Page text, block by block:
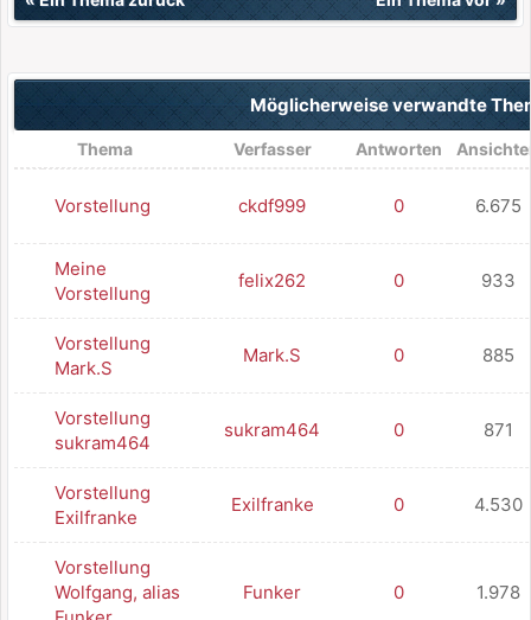
Möglicherweise verwandte
Thema Verfasser Antworten
Vorstellung ckdf999 0 6.675
Meine
Vorstellung
felix262 0 933
Vorstellung
Mark.S
Mark.S 0 885
Vorstellung
sukram464
sukram464 0 871
Vorstellung
Exilfranke
Exilfranke 0 4.530
Vorstellung
Wolfgang, alias
Funker 0 1.978